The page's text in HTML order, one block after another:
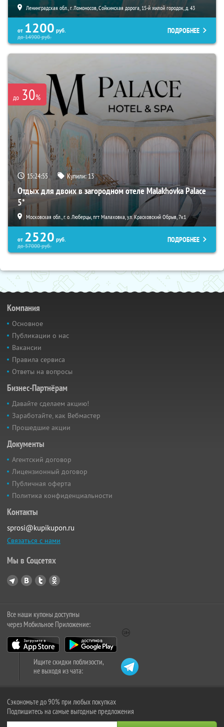
Ленинградская обл., г. Ломоносов, Сойкинская дорога, 15-й жилой городок, д. 43
от 1200 руб.
до14900руб.
ПОДРОБНЕЕ
до 30%
15:24:54 Купили:13
Отдых для двоих в загородном отеле Malakhovka Palace
5*
Московская обл., г. о. Люберцы, пгт Малаховка, ул. Красковский Обрыв, 7к1
от 2520 руб.
до57000руб.
ПОДРОБНЕЕ
Компания
Основное
Публикации о нас
Вакансии
Правила сервиса
Ответы на вопросы
Бизнес-Партнёрам
Давайте сделаем акцию!
Заработайте, как Вебмастер
Прошедшие акции
Документы
Агентский договор
Лицензионный договор
Публичная оферта
Политика конфиденциальности
Контакты
sprosi@kupikupon.ru
Связаться с нами
Мы в Соцсетях
Все наши купоны доступны
через Мобильное Приложение:
Ищите скидки поблизости,
не выходя из чата:
Сэкономьте до 90% при любых покупках
Подпишитесь на самые выгодные предложения